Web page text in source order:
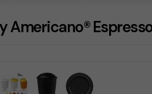
Americano®